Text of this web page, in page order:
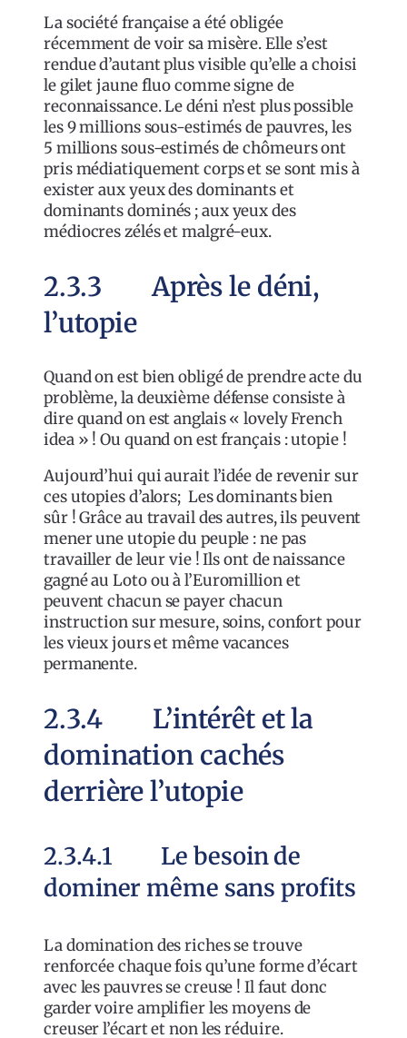
La société française a été obligée
récemment de voir sa misère. Elle s’est
rendue d’autant plus visible qu’elle a choisi
le gilet jaune fluo comme signe de
reconnaissance. Le déni n’est plus possible
les 9 millions sous-estimés de pauvres, les
5 millions sous-estimés de chômeurs ont
pris médiatiquement corps et se sont mis à
exister aux yeux des dominants et
dominants dominés ; aux yeux des
médiocres zélés et malgré-eux.
2.3.3 Après le déni,
l’utopie
Quand on est bien obligé de prendre acte du
problème, la deuxième défense consiste à
dire quand on est anglais « lovely French
idea » ! Ou quand on est français : utopie !
Aujourd’hui qui aurait l’idée de revenir sur
ces utopies d’alors; Les dominants bien
sûr ! Grâce au travail des autres, ils peuvent
mener une utopie du peuple : ne pas
travailler de leur vie ! Ils ont de naissance
gagné au Loto ou à l’Euromillion et
peuvent chacun se payer chacun
instruction sur mesure, soins, confort pour
les vieux jours et même vacances
permanente.
2.3.4 L’intérêt et la
domination cachés
derrière l’utopie
2.3.4.1 Le besoin de
dominer même sans profits
La domination des riches se trouve
renforcée chaque fois qu’une forme d’écart
avec les pauvres se creuse ! Il faut donc
garder voire amplifier les moyens de
creuser l’écart et non les réduire.